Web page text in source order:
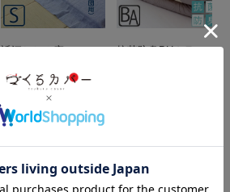
近江ちぢみ麻
フラットシーツ（敷
き布団用）
シングルサイズ
【オーダーメイド】
￥21,076-（税
込）
抗菌防臭BHカラー